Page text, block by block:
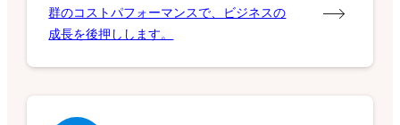
群のコストパフォーマンスで、ビジネスの
成長を後押しします。